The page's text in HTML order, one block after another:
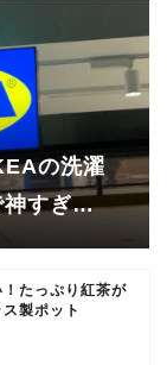
の洗濯
すぎ
たっぷり紅茶が
製ポット